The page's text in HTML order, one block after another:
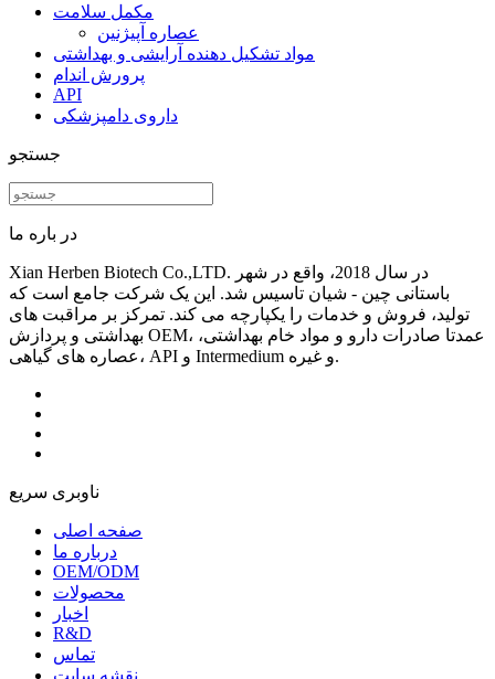
مکمل سلامت
عصاره آپیژنین
مواد تشکیل دهنده آرایشی و بهداشتی
پرورش اندام
API
داروی دامپزشکی
جستجو
در باره ما
Xian Herben Biotech Co.,LTD. در سال 2018، واقع در شهر
باستانی چین - شیان تاسیس شد. این یک شرکت جامع است که
تولید، فروش و خدمات را یکپارچه می کند. تمرکز بر مراقبت های
بهداشتی و پردازش OEM، عمدتا صادرات دارو و مواد خام بهداشتی،
عصاره های گیاهی، API و Intermedium و غیره.
ناوبری سریع
صفحه اصلی
درباره ما
OEM/ODM
محصولات
اخبار
R&D
تماس
نقشه سایت